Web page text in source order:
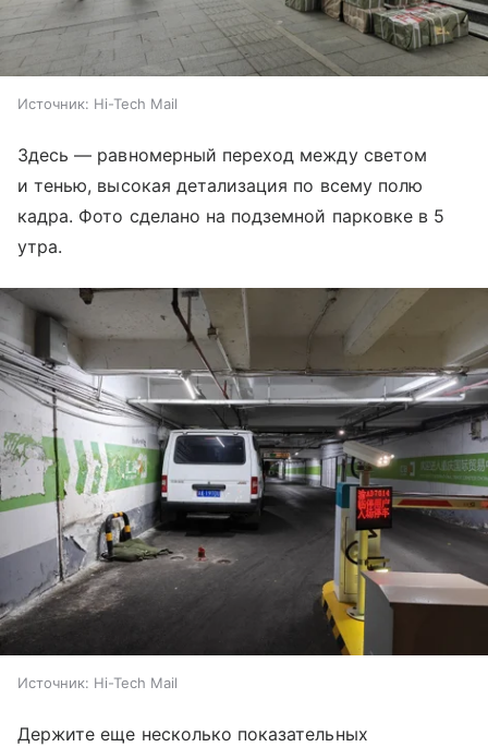
Источник: Hi-Tech Mail
Здесь — равномерный переход между светом
и тенью, высокая детализация по всему полю
кадра. Фото сделано на подземной парковке в 5
утра.
Источник: Hi-Tech Mail
Держите еще несколько показательных